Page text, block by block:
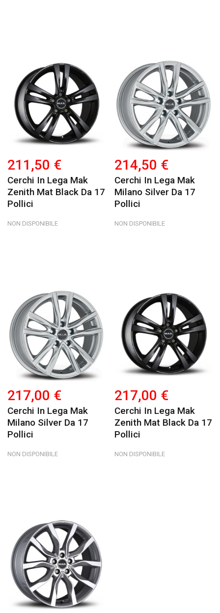
211,50 €
Cerchi In Lega Mak
Zenith Mat Black Da 17
Pollici
NON DISPONIBILE
214,50 €
Cerchi In Lega Mak
Milano Silver Da 17
Pollici
NON DISPONIBILE
217,00 €
Cerchi In Lega Mak
Milano Silver Da 17
Pollici
NON DISPONIBILE
217,00 €
Cerchi In Lega Mak
Zenith Mat Black Da 17
Pollici
NON DISPONIBILE